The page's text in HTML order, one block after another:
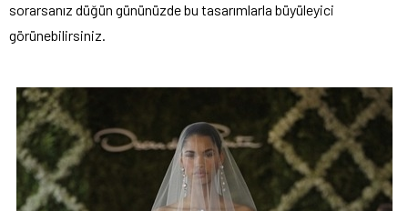
sorarsanız düğün gününüzde bu tasarımlarla büyüleyici
görünebilirsiniz.